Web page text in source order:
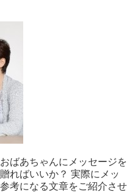
ばあちゃんにメッセージを
ればいいか？ 実際にメッ
考になる文章をご紹介させ